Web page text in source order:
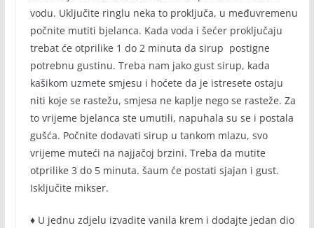
vodu. Uključite ringlu neka to proključa, u međuvremenu
počnite mutiti bjelanca. Kada voda i šećer proključaju
trebat će otprilike 1 do 2 minuta da sirup postigne
potrebnu gustinu. Treba nam jako gust sirup, kada
kašikom uzmete smjesu i hoćete da je istresete ostaju
niti koje se rastežu, smjesa ne kaplje nego se rasteže. Za
to vrijeme bjelanca ste umutili, napuhala su se i postala
gušća. Počnite dodavati sirup u tankom mlazu, svo
vrijeme muteći na najjačoj brzini. Treba da mutite
otprilike 3 do 5 minuta. šaum će postati sjajan i gust.
Isključite mikser.
♦ U jednu zdjelu izvadite vanila krem i dodajte jedan dio